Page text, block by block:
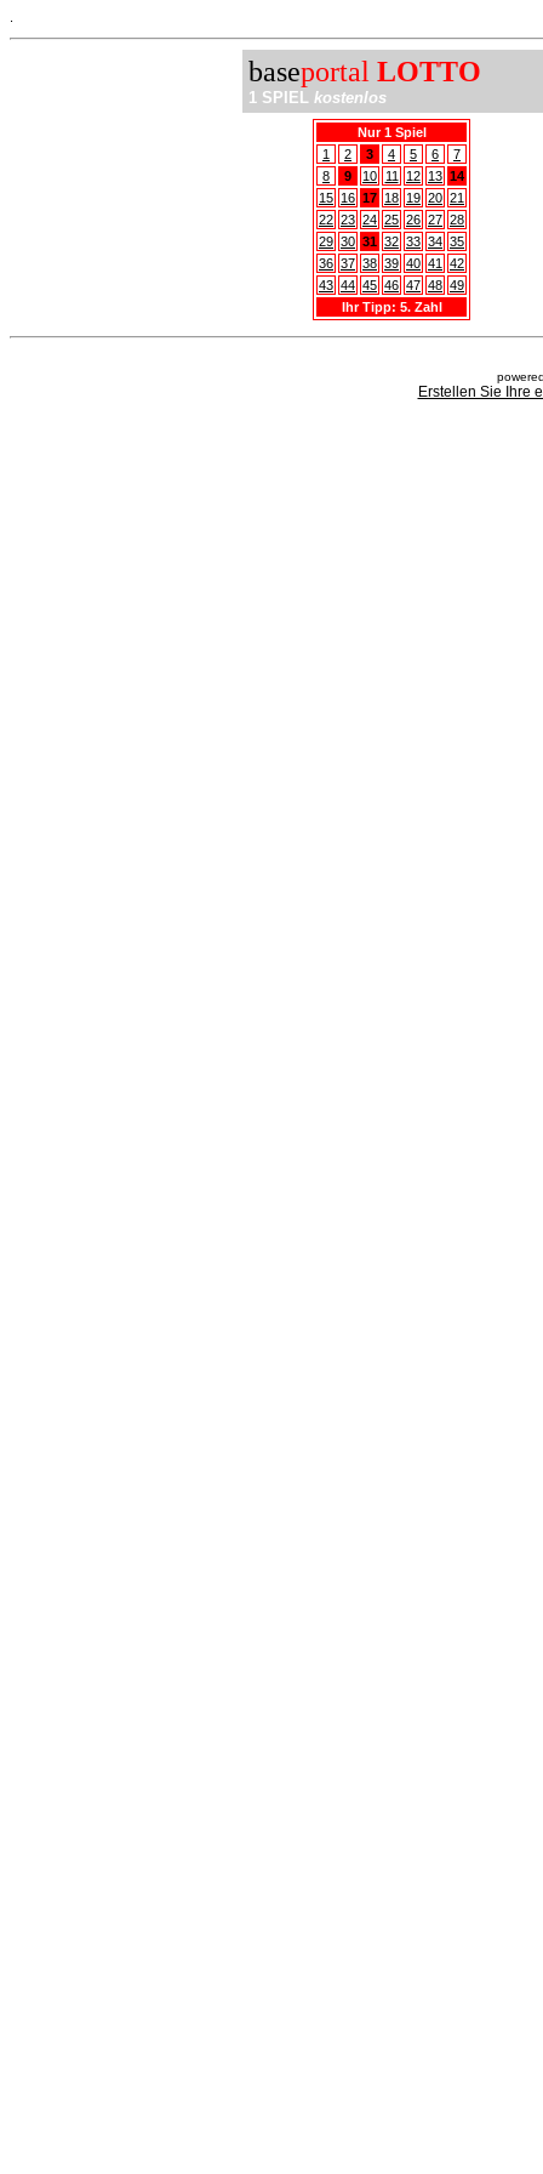
baseportal LOTTO
1 SPIEL kostenlos
Nur 1 Spiel
1
2 3 4 5 6
7
8
9 10 11 12 13 14
15 16 17 18 19 20 21
22 23 24 25 26 27 28
29 30 31 32 33 34 35
36 37 38 39 40 41
42
43 44 45 46 47 48 49
Ihr Tipp: 5. Zahl
Erstellen Sie Ihre